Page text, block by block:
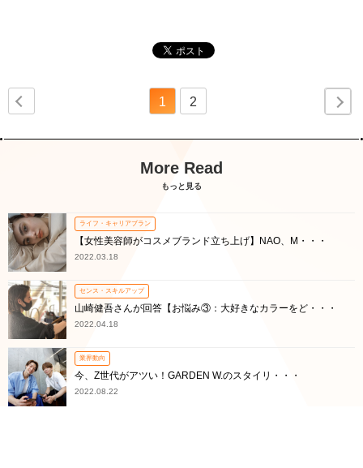
1 2
More Read
もっと見る
ライフ・キャリアプラン
【女性美容師がコスメブランド立ち上げ】NAO、M・・・
2022.03.18
センス・スキルアップ
山崎健吾さんが回答【お悩み③：大好きなカラーをど・・・
2022.04.18
業界動向
今、Z世代がアツい！GARDEN W.のスタイリ・・・
2022.08.22